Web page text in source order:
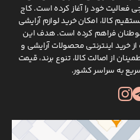
فعالیت خود را آغاز کرده است. کاج
کالا، امکان خرید لوازم آرایشی
فراهم کرده است. هدف این
خرید اینترنتی محصولات آرایشی و
از اصالت کالا، تنوع برند، قیمت
به سراسر کشور.